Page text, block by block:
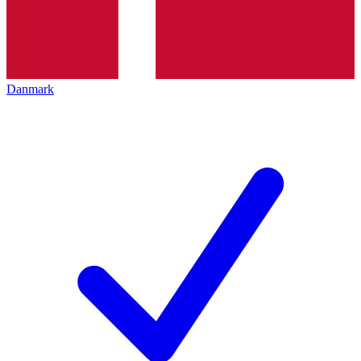
Danmark